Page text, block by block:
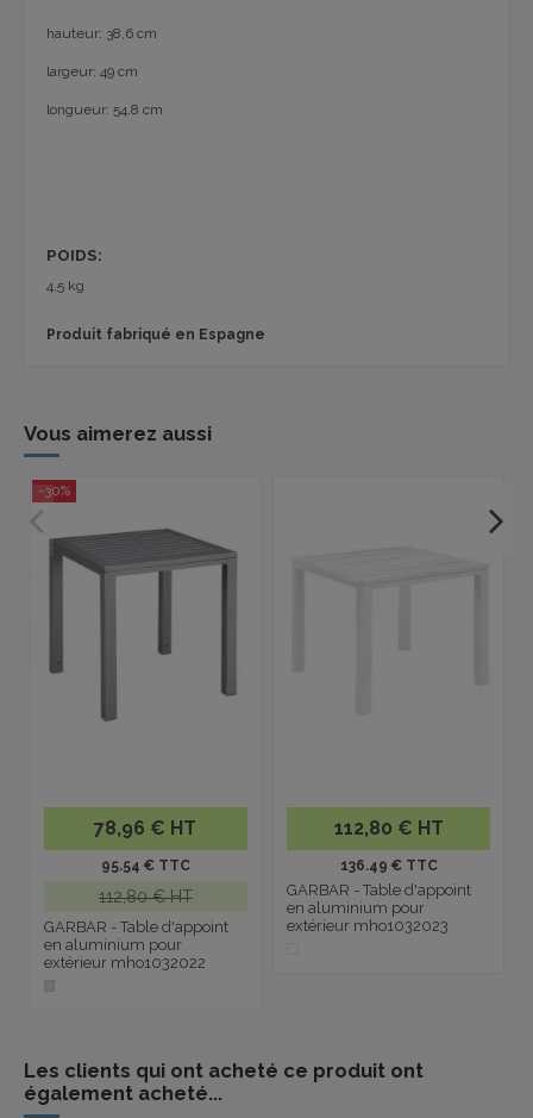
hauteur: 38,6 cm
largeur: 49 cm
longueur: 54,8 cm
POIDS:
4,5 kg
Produit fabriqué en Espagne
Vous aimerez aussi
-30%
78,96 € HT
95.54 € TTC
112,80 € HT
GARBAR - Table d'appoint
en aluminium pour
extérieur mho1032022
112,80 € HT
136.49 € TTC
GARBAR - Table d'appoint
en aluminium pour
extérieur mho1032023
Les clients qui ont acheté ce produit ont
également acheté...